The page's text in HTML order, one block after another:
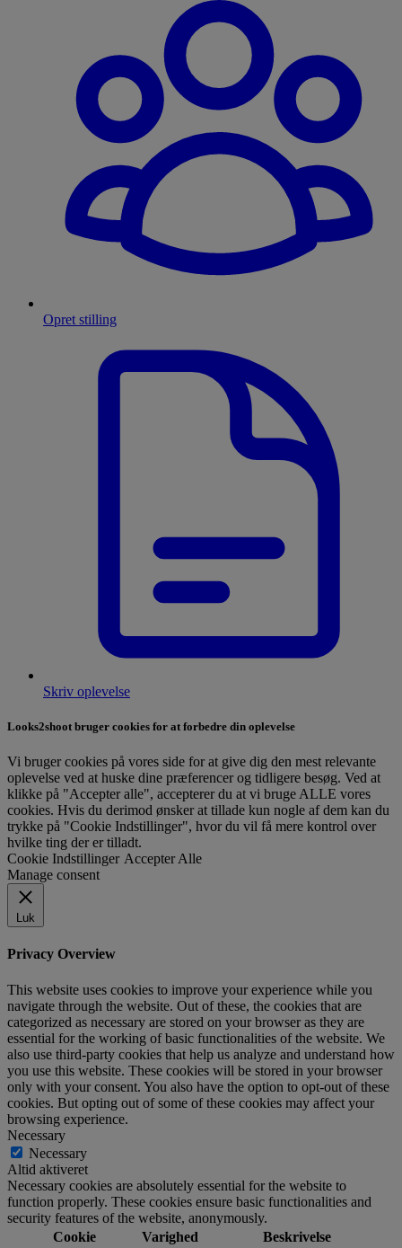
Opret stilling
Skriv oplevelse
Looks2shoot bruger cookies for at forbedre din oplevelse
Vi bruger cookies på vores side for at give dig den mest relevante
oplevelse ved at huske dine præferencer og tidligere besøg. Ved at
klikke på "Accepter alle", accepterer du at vi bruge ALLE vores
cookies. Hvis du derimod ønsker at tillade kun nogle af dem kan du
trykke på "Cookie Indstillinger", hvor du vil få mere kontrol over
hvilke ting der er tilladt.
Cookie Indstillinger Accepter Alle
Manage consent
Luk
Privacy Overview
This website uses cookies to improve your experience while you
navigate through the website. Out of these, the cookies that are
categorized as necessary are stored on your browser as they are
essential for the working of basic functionalities of the website. We
also use third-party cookies that help us analyze and understand how
you use this website. These cookies will be stored in your browser
only with your consent. You also have the option to opt-out of these
cookies. But opting out of some of these cookies may affect your
browsing experience.
Necessary
Necessary
Altid aktiveret
Necessary cookies are absolutely essential for the website to
function properly. These cookies ensure basic functionalities and
security features of the website, anonymously.
Cookie
Varighed Beskrivelse